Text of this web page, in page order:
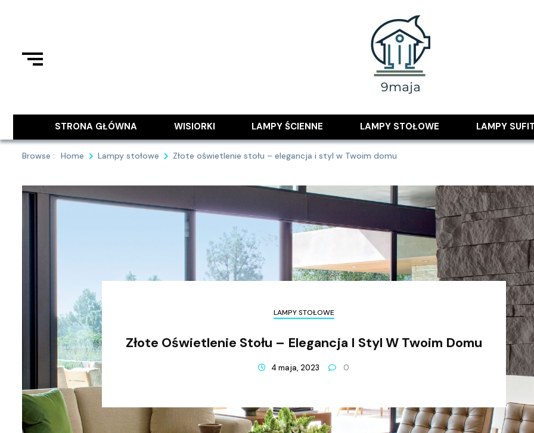
9MAJA
STRONA GŁÓWNA
WISIORKI LAMPY ŚCIENNE LAMPY STOŁOWE LAMPY
Browse : Home Lampy stołowe Złote oświetlenie stołu – elegancja i styl w Twoim domu
LAMPY STOŁOWE
Złote Oświetlenie Stołu – Elegancja I Styl W Twoim Domu
4 maja, 2023 0